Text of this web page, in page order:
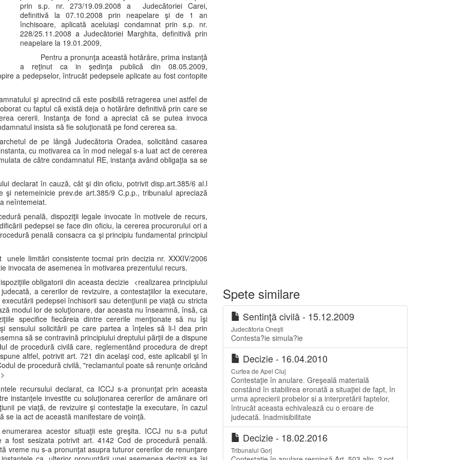
prin s.p. nr. 273/19.09.2008 a Judecătoriei Carei,
definitivă la 07.10.2008 prin neapelare şi de 1 an
închisoare, aplicată aceluiaşi condamnat prin s.p. nr.
228/25.11.2008 a Judecătoriei Marghita, definitivă prin
neapelare la 19.01.2009,
Pentru a pronunţa această hotărâre, prima instanţă
a reţinut ca in şedinţa publică din 08.05.2009,
a pedepselor, întrucât pedepsele aplicate au fost contopite
şi apreciind că este posibilă retragerea unei astfel de
cu faptul că există deja o hotărâre definitivă prin care se
cererii. Instanţa de fond a apreciat că se putea invoca
insista să fie soluţionată pe fond cererea sa.
de pe lângă Judecătoria Oradea, solicitând casarea
cu motivarea ca în mod nelegal s-a luat act de cererea
de către condamnatul RE, instanţa având obligaţia sa se
declarat în cauză, cât şi din oficiu, potrivit disp.art.385/6 al.l
netemeinicie prev.de art.385/9 C.p.p., tribunalul apreciază
neîntemeiat.
penală, dispoziţii legale invocate în motivele de recurs,
pedepsei se face din oficiu, la cererea procurorului ori a
penală consacra ca şi principiu fundamental principiul
limitări consistente tocmai prin decizia nr. XXXIV/2006
invocata de asemenea în motivarea prezentului recurs.
obligatorii din aceasta decizie <realizarea principiului
a cererilor de revizuire, a contestaţiilor la executare,
pedepsei închisorii sau detenţiunii pe viaţă cu stricta
modul lor de soluţionare, dar aceasta nu înseamnă, însă, ca
specifice fiecăreia dintre cererile menţionate să nu îşi
sensului solicitării pe care partea a înţeles să li-l dea prin
să se contravină principiului dreptului părţii de a dispune
de procedură civilă care, reglementând procedura de drept
altfel, potrivit art. 721 din acelaşi cod, este aplicabil şi în
de procedură civilă, "reclamantul poate să renunţe oricând
recursului declarat, ca ICCJ s-a pronunţat prin aceasta
instanţele investite cu soluţionarea cererilor de amânare ori
pe viaţă, de revizuire şi contestaţie la executare, în cazul
se ia act de această manifestare de voinţă.
acestor situaţii este greşita. ICCJ nu s-a putut
fost sesizata potrivit art. 4142 Cod de procedură penală.
vreme nu s-a pronunţat asupra tuturor cererilor de renunţare
Spete similare
Sentinţă civilă - 15.12.2009
Judecătoria Onești
Contesta?ie simula?ie
Decizie - 16.04.2010
Curtea de Apel Cluj
Contestaţie în anulare. Greşeală materială
constând în stabilirea eronată a situaţiei de fapt, în
urma aprecierii probelor si a interpretării faptelor,
întrucât aceasta echivalează cu o eroare de
judecată. Inadmisibilitate
Decizie - 18.02.2016
Tribunalul Gorj